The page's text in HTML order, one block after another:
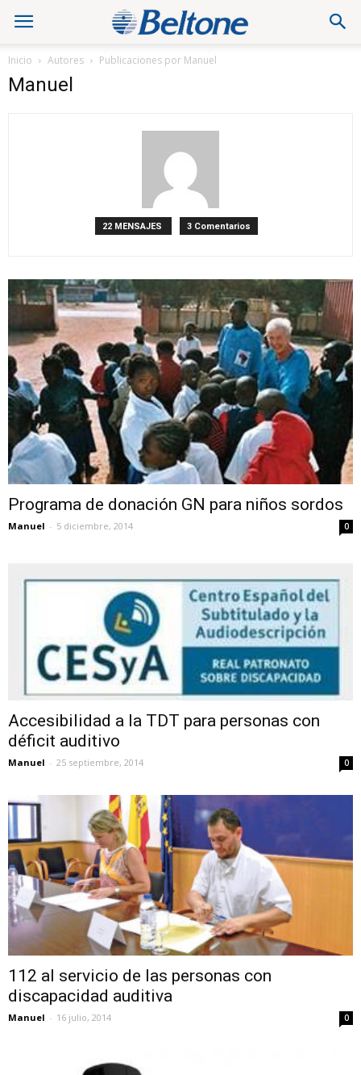
Inicio Autores Publicaciones por Manuel
Manuel
22 MENSAJES 3 Comentarios
Programa de donación GN para niños sordos
Manuel - 5 diciembre, 2014 0
Accesibilidad a la TDT para personas con
déficit auditivo
Manuel - 25 septiembre, 2014 0
112 al servicio de las personas con
discapacidad auditiva
Manuel - 16 julio, 2014 0